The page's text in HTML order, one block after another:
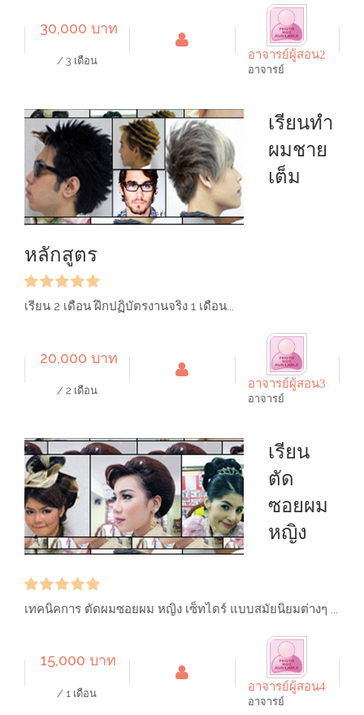
30,000 บาท
/ 3 เดือน อาจารย์ผู้สอน2
อาจารย์
เรียนทำ
ผมชาย
เต็ม
หลักสูตร
เรียน 2 เดือน ฝึกปฏิบัตรงานจริง 1 เดือน...
20,000 บาท
/ 2 เดือน อาจารย์ผู้สอน3
อาจารย์
เรียน
ตัด
ซอยผม
หญิง
เทคนิคการ ตัดผมซอยผม หญิง เซ็ทไดร์ แบบสมัยนิยมต่างๆ ...
15,000 บาท
/ 1 เดือน อาจารย์ผู้สอน4
อาจารย์